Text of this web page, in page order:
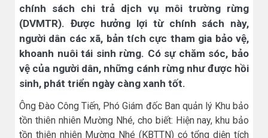
chính sách chi trả dịch vụ môi trường rừng
(DVMTR). Được hưởng lợi từ chính sách này,
người dân các xã, bản tích cực tham gia bảo vệ,
khoanh nuôi tái sinh rừng. Có sự chăm sóc, bảo
vệ của người dân, những cánh rừng như được hồi
sinh, phát triển ngày càng xanh tốt.
Ông Đào Công Tiến, Phó Giám đốc Ban quản lý Khu bảo
tồn thiên nhiên Mường Nhé, cho biết: Hiện nay, khu bảo
tồn thiên nhiên Mường Nhé (KBTTN) có tổng diện tích